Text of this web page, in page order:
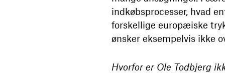
indkøbsprocesser, hvad
forskellige europæiske
ønsker eksempelvis ikke
Hvorfor er Ole Todbjerg